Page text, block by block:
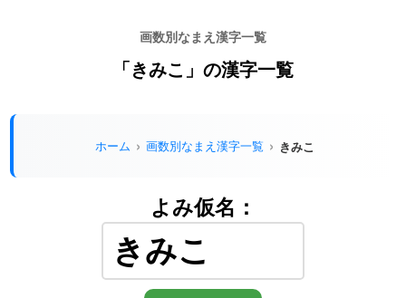
画数別なまえ漢字一覧
「きみこ」の漢字一覧
ホーム 画数別なまえ漢字一覧 きみこ
よみ仮名：